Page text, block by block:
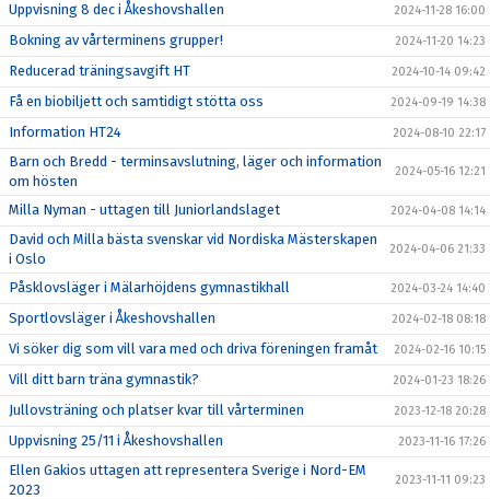
Uppvisning 8 dec i Åkeshovshallen 2024-11-28 16:00
Bokning av vårterminens grupper! 2024-11-20 14:23
Reducerad träningsavgift HT 2024-10-14 09:42
Få en biobiljett och samtidigt stötta oss 2024-09-19 14:38
Information HT24 2024-08-10 22:17
Barn och Bredd - terminsavslutning, läger och information
om hösten
2024-05-16 12:21
Milla Nyman - uttagen till Juniorlandslaget 2024-04-08 14:14
David och Milla bästa svenskar vid Nordiska Mästerskapen
i Oslo
2024-04-06 21:33
Påsklovsläger i Mälarhöjdens gymnastikhall 2024-03-24 14:40
Sportlovsläger i Åkeshovshallen 2024-02-18 08:18
Vi söker dig som vill vara med och driva föreningen framåt 2024-02-16 10:15
Vill ditt barn träna gymnastik? 2024-01-23 18:26
Jullovsträning och platser kvar till vårterminen 2023-12-18 20:28
Uppvisning 25/11 i Åkeshovshallen 2023-11-16 17:26
Ellen Gakios uttagen att representera Sverige i Nord-EM
2023
2023-11-11 09:23